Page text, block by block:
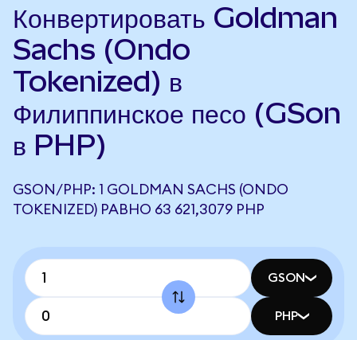
Конвертировать Goldman
Sachs (Ondo
Tokenized) в
Филиппинское песо (GSon
в PHP)
GSON/PHP: 1 GOLDMAN SACHS (ONDO
TOKENIZED) РАВНО 63 621,3079 PHP
GSON
PHP